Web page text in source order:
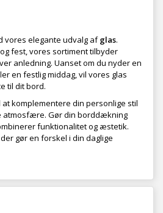
vores elegante udvalg afglas.
fest, vores sortiment tilbyder
anledning. Uanset om du nyder en
en festlig middag, vil vores glas
til dit bord.
komplementere din personlige stil
atmosfære. Gør din borddækning
funktionalitet og æstetik.
gør en forskel i din daglige